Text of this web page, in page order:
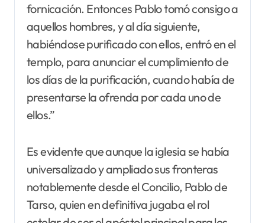
fornicación. Entonces Pablo tomó consigo a
aquellos hombres, y al día siguiente,
habiéndose purificado con ellos, entró en el
templo, para anunciar el cumplimiento de
los días de la purificación, cuando había de
presentarse la ofrenda por cada uno de
ellos.”
Es evidente que aunque la iglesia se había
universalizado y ampliado sus fronteras
notablemente desde el Concilio, Pablo de
Tarso, quien en definitiva jugaba el rol